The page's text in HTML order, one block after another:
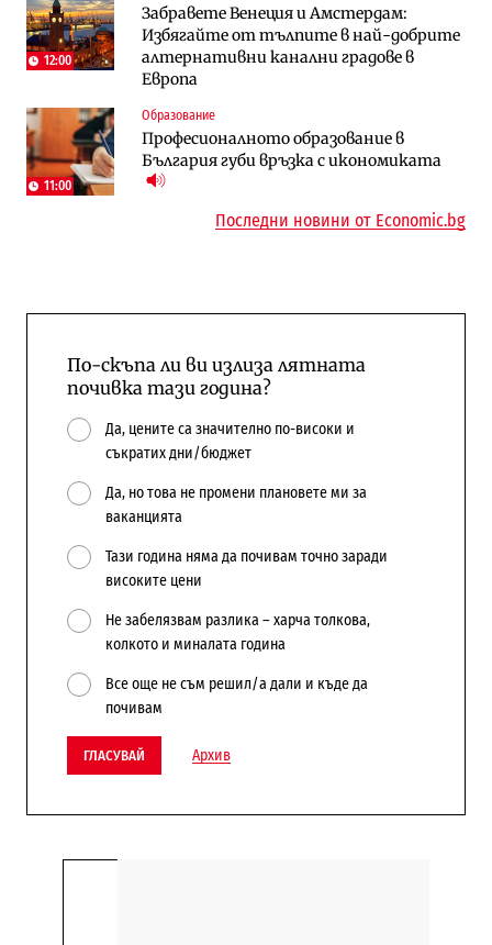
12:00
Забравете Венеция и Амстердам:
Избягайте от тълпите в най-добрите
алтернативни канални градове в
Европа
11:00
Образование
Професионалното образование в
България губи връзка с икономиката
Държавният ТЕЦ „Марица изток 2“
работи с 5 блока
АЕЦ „Козлодуй“ ще работи само още
няколко седмици, ако сушата продължи
„Ендуросат“ ще строи огромен
космически и отбранителен център в
Доброславци
Лекарствата за редки болести
попадат в капан на обществените
поръчки?
Последни новини от Economic.bg
По-скъпа ли ви излиза лятната
почивка тази година?
Да, цените са значително по-високи и
съкратих дни/бюджет
Да, но това не промени плановете ми за
ваканцията
Тази година няма да почивам точно заради
високите цени
Не забелязвам разлика – харча толкова,
колкото и миналата година
Все още не съм решил/а дали и къде да
почивам
ГЛАСУВАЙ Архив